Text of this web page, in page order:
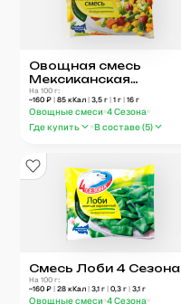
Овощная смесь
Мексиканская
4 Сезона
На 100 г:
~160 ₽| 85 кКал| 3,5 г| 1 г| 16 г
Овощные смеси 4 Сезона
Где купить
В составе (5)
Смесь Лоби 4 Сезона
На 100 г:
~160 ₽| 28 кКал| 3,1 г| 0,3 г| 3,1 г
Овощные смеси 4 Сезона